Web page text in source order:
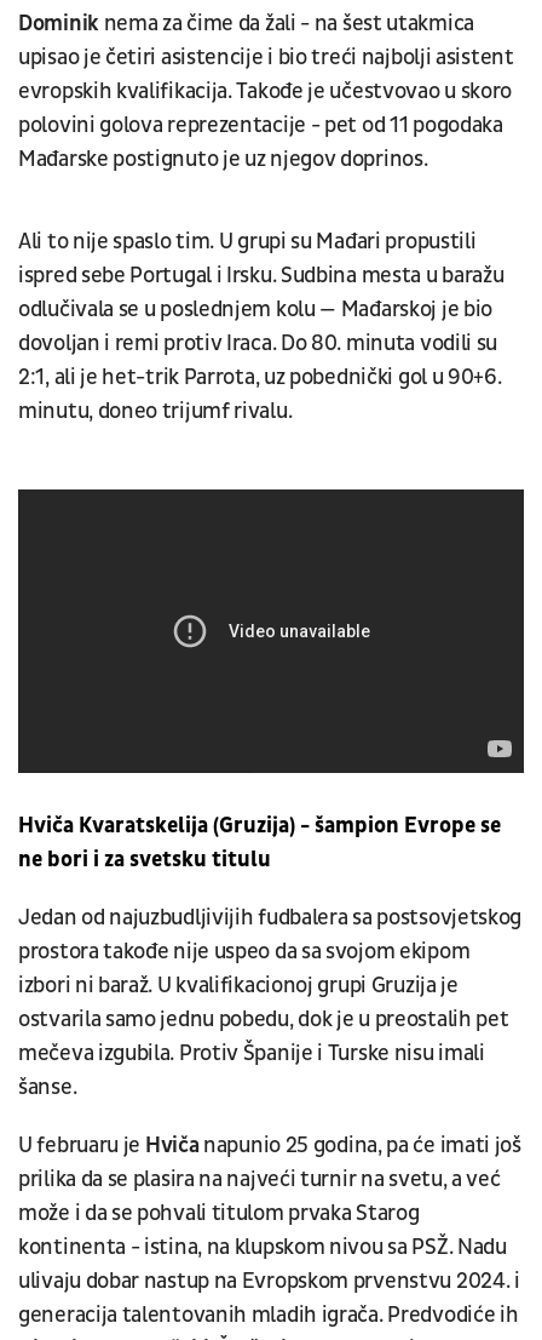
Dominik nema za čime da žali - na šest utakmica
upisao je četiri asistencije i bio treći najbolji asistent
evropskih kvalifikacija. Takođe je učestvovao u skoro
polovini golova reprezentacije - pet od 11 pogodaka
Mađarske postignuto je uz njegov doprinos.
Ali to nije spaslo tim. U grupi su Mađari propustili
ispred sebe Portugal i Irsku. Sudbina mesta u baražu
odlučivala se u poslednjem kolu — Mađarskoj je bio
dovoljan i remi protiv Iraca. Do 80. minuta vodili su
2:1, ali je het-trik Parrota, uz pobednički gol u 90+6.
minutu, doneo trijumf rivalu.
Hviča Kvaratskelija (Gruzija) - šampion Evrope se
ne bori i za svetsku titulu
Jedan od najuzbudljivijih fudbalera sa postsovjetskog
prostora takođe nije uspeo da sa svojom ekipom
izbori ni baraž. U kvalifikacionoj grupi Gruzija je
ostvarila samo jednu pobedu, dok je u preostalih pet
mečeva izgubila. Protiv Španije i Turske nisu imali
šanse.
U februaru je Hvičanapunio 25 godina, pa će imati još
prilika da se plasira na najveći turnir na svetu, a već
može i da se pohvali titulom prvaka Starog
kontinenta - istina, na klupskom nivou sa PSŽ. Nadu
ulivaju dobar nastup na Evropskom prvenstvu 2024. i
generacija talentovanih mladih igrača. Predvodiće ih